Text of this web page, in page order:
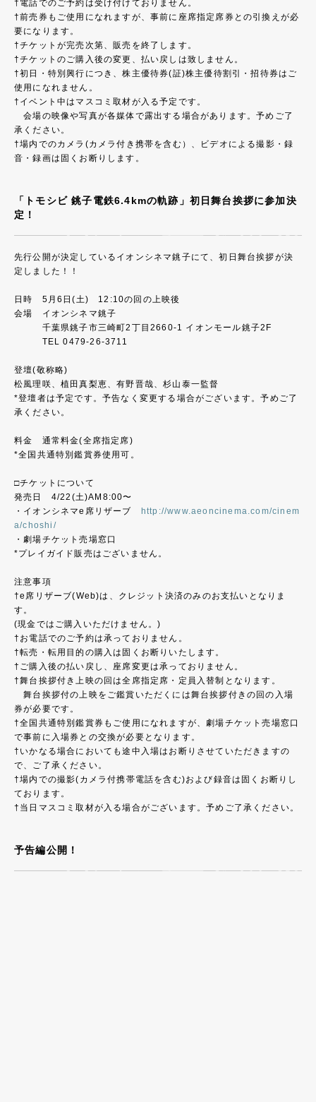
†電話でのご予約は受け付けておりません。
†前売券もご使用になれますが、事前に座席指定席券との引換えが必
要になります。
†チケットが完売次第、販売を終了します。
†チケットのご購入後の変更、払い戻しは致しません。
†初日・特別興行につき、株主優待券(証)株主優待割引・招待券はご
使用になれません。
†イベント中はマスコミ取材が入る予定です。
会場の映像や写真が各媒体で露出する場合があります。予めご了
承ください。
†場内でのカメラ(カメラ付き携帯を含む）、ビデオによる撮影・録
音・録画は固くお断りします。
「トモシビ 銚子電鉄6.4kmの軌跡」初日舞台挨拶に参加決
定！
先行公開が決定しているイオンシネマ銚子にて、初日舞台挨拶が決
定しました！！
日時 5月6日(土) 12:10の回の上映後
会場 イオンシネマ銚子
千葉県銚子市三崎町2丁目2660-1 イオンモール銚子2F
TEL 0479-26-3711
登壇(敬称略)
松風理咲、植田真梨恵、有野晋哉、杉山泰一監督
*登壇者は予定です。予告なく変更する場合がございます。予めご了
承ください。
料金 通常料金(全席指定席)
*全国共通特別鑑賞券使用可。
□チケットについて
発売日 4/22(土)AM8:00〜
・イオンシネマe席リザーブ
http://www.aeoncinema.com/cinem
a/choshi/
・劇場チケット売場窓口
*プレイガイド販売はございません。
注意事項
†e席リザーブ(Web)は、クレジット決済のみのお支払いとなりま
す。
(現金ではご購入いただけません。)
†お電話でのご予約は承っておりません。
†転売・転用目的の購入は固くお断りいたします。
†ご購入後の払い戻し、座席変更は承っておりません。
†舞台挨拶付き上映の回は全席指定席・定員入替制となります。
舞台挨拶付の上映をご鑑賞いただくには舞台挨拶付きの回の入場
券が必要です。
†全国共通特別鑑賞券もご使用になれますが、劇場チケット売場窓口
で事前に入場券との交換が必要となります。
†いかなる場合においても途中入場はお断りさせていただきますの
で、ご了承ください。
†場内での撮影(カメラ付携帯電話を含む)および録音は固くお断りし
ております。
†当日マスコミ取材が入る場合がございます。予めご了承ください。
予告編公開！